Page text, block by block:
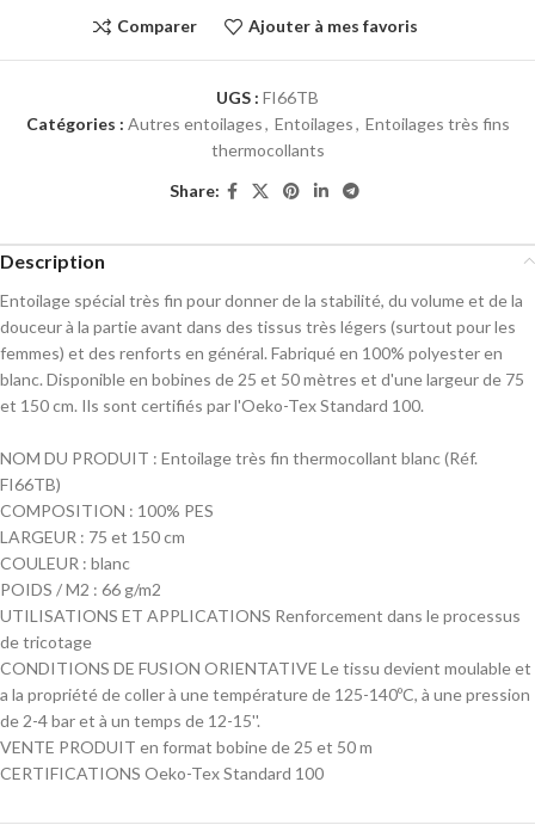
Comparer Ajouter à mes favoris
UGS : FI66TB
Catégories : Autres entoilages, Entoilages, Entoilages très fins
thermocollants
Share:
Description
Entoilage spécial très fin pour donner de la stabilité, du volume et de la
douceur à la partie avant dans des tissus très légers (surtout pour les
femmes) et des renforts en général. Fabriqué en 100% polyester en
blanc. Disponible en bobines de 25 et 50 mètres et d'une largeur de 75
et 150 cm. Ils sont certifiés par l'Oeko-Tex Standard 100.
NOM DU PRODUIT : Entoilage très fin thermocollant blanc (Réf.
FI66TB)
COMPOSITION : 100% PES
LARGEUR : 75 et 150 cm
COULEUR : blanc
POIDS / M2 : 66 g/m2
UTILISATIONS ET APPLICATIONS Renforcement dans le processus
de tricotage
CONDITIONS DE FUSION ORIENTATIVE Le tissu devient moulable et
a la propriété de coller à une température de 125-140ºC, à une pression
de 2-4 bar et à un temps de 12-15''.
VENTE PRODUIT en format bobine de 25 et 50 m
CERTIFICATIONS Oeko-Tex Standard 100